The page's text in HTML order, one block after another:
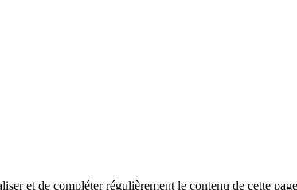
et de compléter régulièrement le contenu de cette